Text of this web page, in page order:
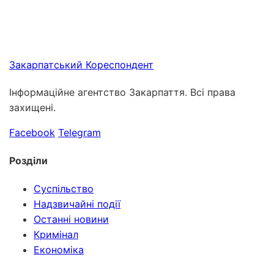
Закарпатський Кореспондент
Інформаційне агентство Закарпаття. Всі права
захищені.
Facebook Telegram
Розділи
Суспільство
Надзвичайні події
Останні новини
Кримінал
Економіка